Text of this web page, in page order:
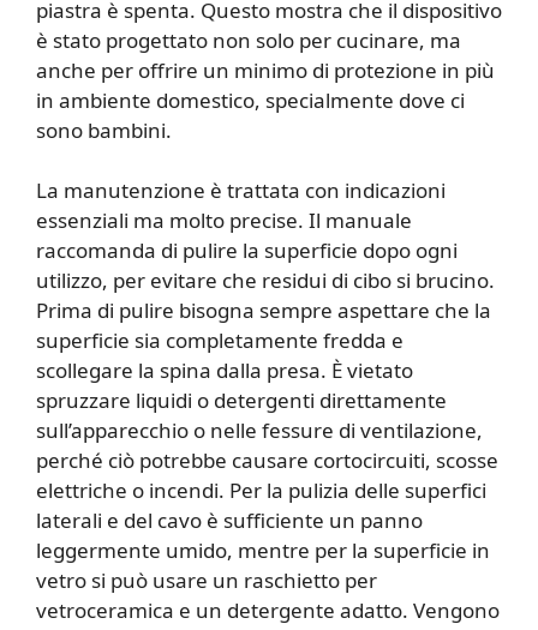
piastra è spenta. Questo mostra che il dispositivo
è stato progettato non solo per cucinare, ma
anche per offrire un minimo di protezione in più
in ambiente domestico, specialmente dove ci
sono bambini.
La manutenzione è trattata con indicazioni
essenziali ma molto precise. Il manuale
raccomanda di pulire la superficie dopo ogni
utilizzo, per evitare che residui di cibo si brucino.
Prima di pulire bisogna sempre aspettare che la
superficie sia completamente fredda e
scollegare la spina dalla presa. È vietato
spruzzare liquidi o detergenti direttamente
sull’apparecchio o nelle fessure di ventilazione,
perché ciò potrebbe causare cortocircuiti, scosse
elettriche o incendi. Per la pulizia delle superfici
laterali e del cavo è sufficiente un panno
leggermente umido, mentre per la superficie in
vetro si può usare un raschietto per
vetroceramica e un detergente adatto. Vengono